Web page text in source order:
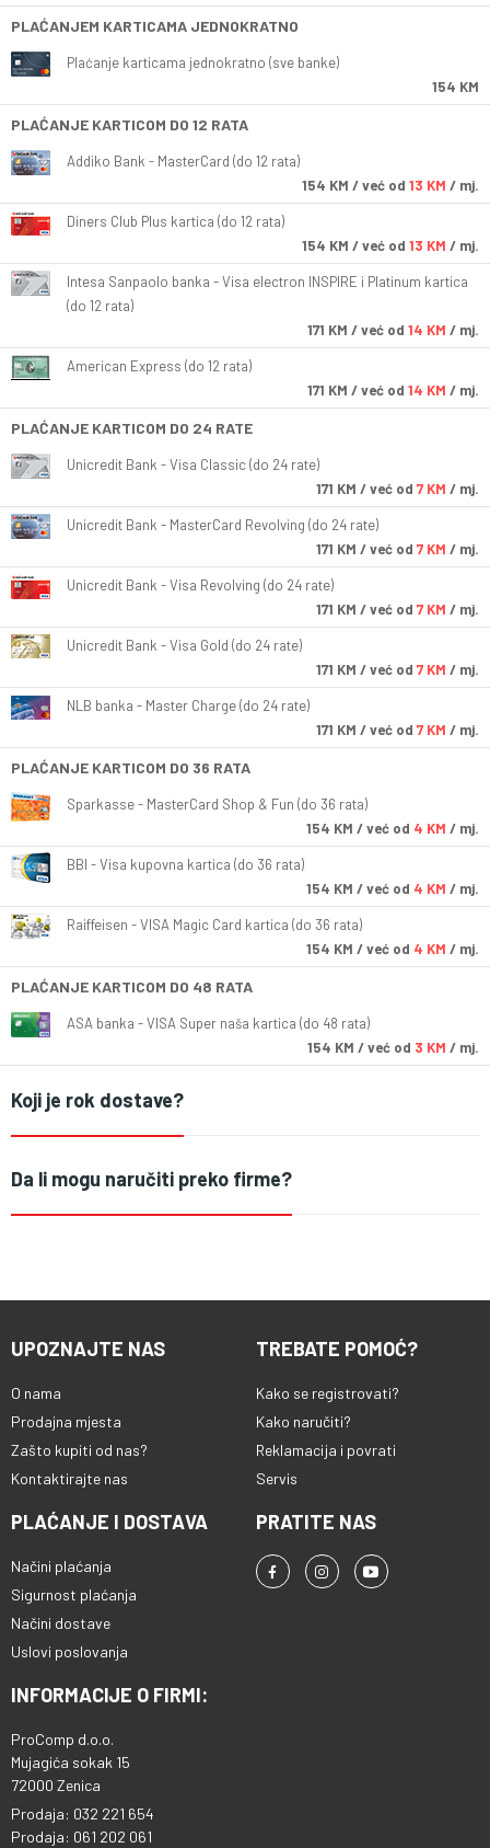
PLAĆANJEM KARTICAMA JEDNOKRATNO
Plaćanje karticama jednokratno (sve banke)
154 KM
PLAĆANJE KARTICOM DO 12 RATA
Addiko Bank - MasterCard (do 12 rata)
154 KM / već od 13 KM / mj.
Diners Club Plus kartica (do 12 rata)
154 KM / već od 13 KM / mj.
Intesa Sanpaolo banka - Visa electron INSPIRE i Platinum kartica
(do 12 rata)
171 KM / već od 14 KM / mj.
American Express (do 12 rata)
171 KM / već od 14 KM / mj.
PLAĆANJE KARTICOM DO 24 RATE
Unicredit Bank - Visa Classic (do 24 rate)
171 KM / već od 7 KM / mj.
Unicredit Bank - MasterCard Revolving (do 24 rate)
171 KM / već od 7 KM / mj.
Unicredit Bank - Visa Revolving (do 24 rate)
171 KM / već od 7 KM / mj.
Unicredit Bank - Visa Gold (do 24 rate)
171 KM / već od 7 KM / mj.
NLB banka - Master Charge (do 24 rate)
171 KM / već od 7 KM / mj.
PLAĆANJE KARTICOM DO 36 RATA
Sparkasse - MasterCard Shop & Fun (do 36 rata)
154 KM / već od 4 KM / mj.
BBI - Visa kupovna kartica (do 36 rata)
154 KM / već od 4 KM / mj.
Raiffeisen - VISA Magic Card kartica (do 36 rata)
154 KM / već od 4 KM / mj.
PLAĆANJE KARTICOM DO 48 RATA
ASA banka - VISA Super naša kartica (do 48 rata)
154 KM / već od 3 KM / mj.
Koji je rok dostave?
Da li mogu naručiti preko firme?
UPOZNAJTE NAS
O nama
Prodajna mjesta
Zašto kupiti od nas?
Kontaktirajte nas
TREBATE POMOĆ?
Kako se registrovati?
Kako naručiti?
Reklamacija i povrati
Servis
PLAĆANJE I DOSTAVA
Načini plaćanja
Sigurnost plaćanja
Načini dostave
Uslovi poslovanja
PRATITE NAS
INFORMACIJE O FIRMI:
ProComp d.o.o.
Mujagića sokak 15
72000 Zenica
Prodaja: 032 221 654
Prodaja: 061 202 061